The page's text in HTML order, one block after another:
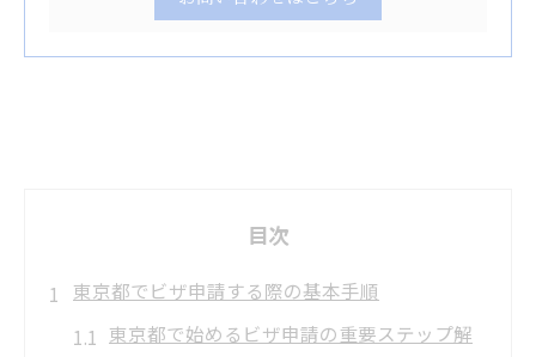
目次
東京都でビザ申請する際の基本手順
東京都で始めるビザ申請の重要ステップ解